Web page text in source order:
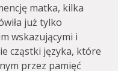
matka, kilka
już tylko
wskazującymi i
cząstki języka, które
przez pamięć